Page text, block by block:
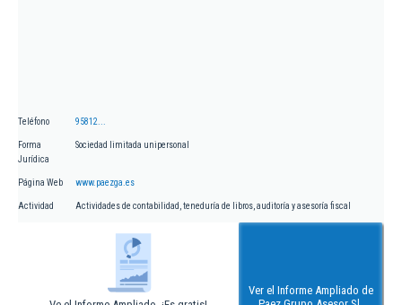
Teléfono 95812...
Forma
Jurídica
Sociedad limitada unipersonal
Página Web www.paezga.es
Actividad Actividades de contabilidad, teneduría de libros, auditoría y asesoría fiscal
Ver el Informe Ampliado de